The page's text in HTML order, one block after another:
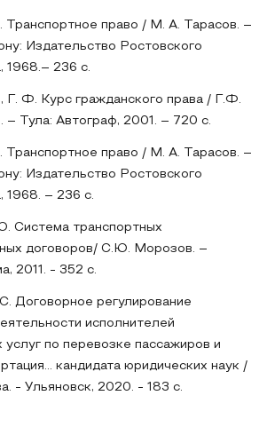
Транспортное право / М. А. Тарасов. –
Издательство Ростовского
1968.– 236 с.
Ф. Курс гражданского права / Г.Ф.
Тула: Автограф, 2001. – 720 с.
Транспортное право / М. А. Тарасов. –
Издательство Ростовского
1968. – 236 с.
Система транспортных
договоров/ С.Ю. Морозов. –
2011. - 352 с.
Договорное регулирование
исполнителей
услуг по перевозке пассажиров и
кандидата юридических наук /
- Ульяновск, 2020. - 183 с.